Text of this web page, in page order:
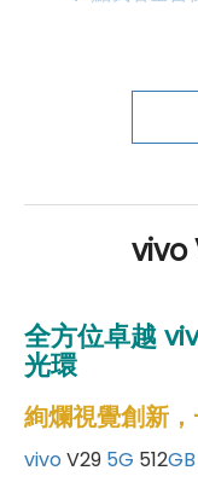
傑昇尊榮會
年還有「200
vivo
全方位卓越
光環
絢爛視覺創新
vivo V29 5G 512GB